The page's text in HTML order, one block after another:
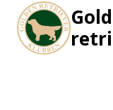
content